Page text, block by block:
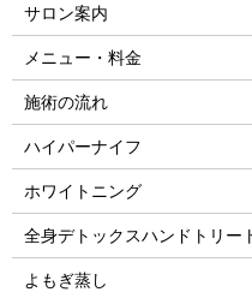
サロン案内
メニュー・料金
施術の流れ
ハイパーナイフ
ホワイトニング
全身デトックスハンドトリー
よもぎ蒸し